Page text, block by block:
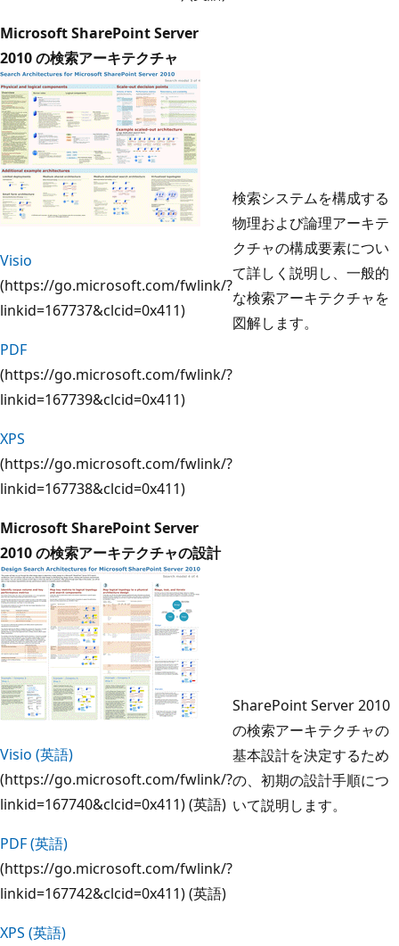
Microsoft SharePoint Server
2010 の検索アーキテクチャ
Visio
(https://go.microsoft.com/fwlink/?
linkid=167737&clcid=0x411)
PDF
(https://go.microsoft.com/fwlink/?
linkid=167739&clcid=0x411)
XPS
(https://go.microsoft.com/fwlink/?
linkid=167738&clcid=0x411)
検索システムを構成する
物理および論理アーキテ
クチャの構成要素につい
て詳しく説明し、一般的
な検索アーキテクチャを
図解します。
Microsoft SharePoint Server
2010 の検索アーキテクチャの設計
Visio (英語)
(https://go.microsoft.com/fwlink/?
linkid=167740&clcid=0x411) (英語)
PDF (英語)
(https://go.microsoft.com/fwlink/?
linkid=167742&clcid=0x411) (英語)
XPS (英語)
SharePoint Server 2010
の検索アーキテクチャの
基本設計を決定するため
の、初期の設計手順につ
いて説明します。